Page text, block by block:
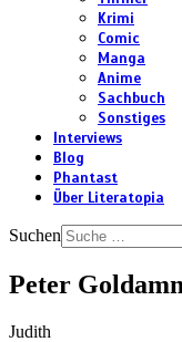
Krimi
Comic
Manga
Anime
Sachbuch
Sonstiges
Interviews
Blog
Phantast
Über Literatopia
Suchen
Peter
Judith